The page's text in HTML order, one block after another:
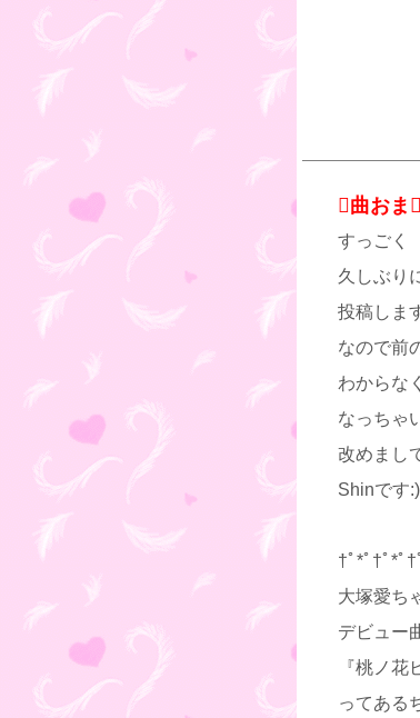
曲おま
すっごく
久しぶり
投稿しま
なので前
わからなく
なっちゃ
改めまし
Shinです
†ﾟ*ﾟ†ﾟ*ﾟ
大塚愛ち
デビュー
『桃ノ花
ってある